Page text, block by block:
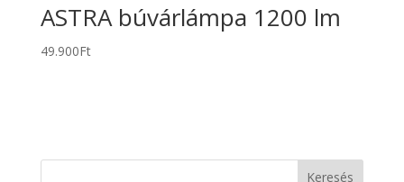
ASTRA búvárlámpa 1200 lm
49.900Ft